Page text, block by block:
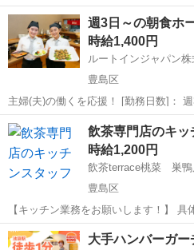
〇食器洗い などをお任せします♪ バイトデビュー・ひさしぶりの復
職・人見知りさんでも大丈夫です！ み
してください♪ アルバイト...
東京 豊島区 キッチン
週3日～の朝食ホ
時給1,400円
ルートインジャパン株
豊島区
主婦(夫)の働くを応援！ [勤務日数]： 週3日~ 05:45~12:00 月/火/水/木/
金/土/日 などから選べます [勤務地・最寄駅]： 東京都豊島区東池袋3-
東京 キッチン
飲茶専門店のキッ
時給1,200円
飲茶terrace桃菜 巣鴨
豊島区
【キッチン業務をお願いします！】
〇食器洗い などをお任せします♪ バイトデビュー・ひさしぶりの復
職・人見知りさんでも大丈夫です！ み
東京 豊島区 キッチン
大手ハンバーガ